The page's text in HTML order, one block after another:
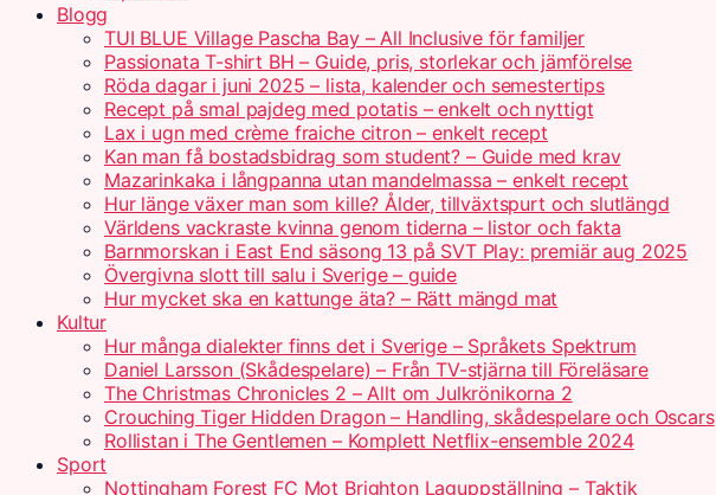
Blogg
TUI BLUE Village Pascha Bay – All Inclusive för familjer
Passionata T-shirt BH – Guide, pris, storlekar och jämförelse
Röda dagar i juni 2025 – lista, kalender och semestertips
Recept på smal pajdeg med potatis – enkelt och nyttigt
Lax i ugn med crème fraiche citron – enkelt recept
Kan man få bostadsbidrag som student? – Guide med krav
Mazarinkaka i långpanna utan mandelmassa – enkelt recept
Hur länge växer man som kille? Ålder, tillväxtspurt och slutlängd
Världens vackraste kvinna genom tiderna – listor och fakta
Barnmorskan i East End säsong 13 på SVT Play: premiär aug 2025
Övergivna slott till salu i Sverige – guide
Hur mycket ska en kattunge äta? – Rätt mängd mat
Kultur
Hur många dialekter finns det i Sverige – Språkets Spektrum
Daniel Larsson (Skådespelare) – Från TV-stjärna till Föreläsare
The Christmas Chronicles 2 – Allt om Julkrönikorna 2
Crouching Tiger Hidden Dragon – Handling, skådespelare och Oscars
Rollistan i The Gentlemen – Komplett Netflix-ensemble 2024
Sport
Nottingham Forest FC Mot Brighton Laguppställning – Taktik